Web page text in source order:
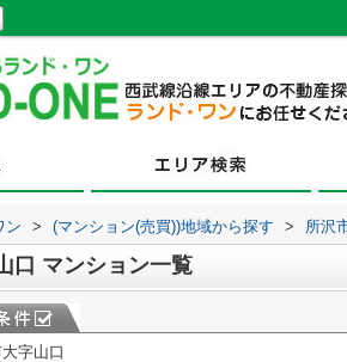
ン > (マンション(売買))地域から探す > 所沢
口 マンション一覧
字山口